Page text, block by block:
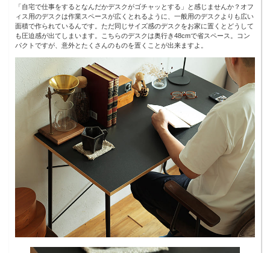
「自宅で仕事をするとなんだかデスクがゴチャッとする」と感じませんか？オフ
ィス用のデスクは作業スペースが広くとれるように、一般用のデスクよりも広い
面積で作られているんです。ただ同じサイズ感のデスクをお家に置くとどうして
も圧迫感が出てしまいます。こちらのデスクは奥行き48cmで省スペース。コン
パクトですが、意外とたくさんのものを置くことが出来ますよ。